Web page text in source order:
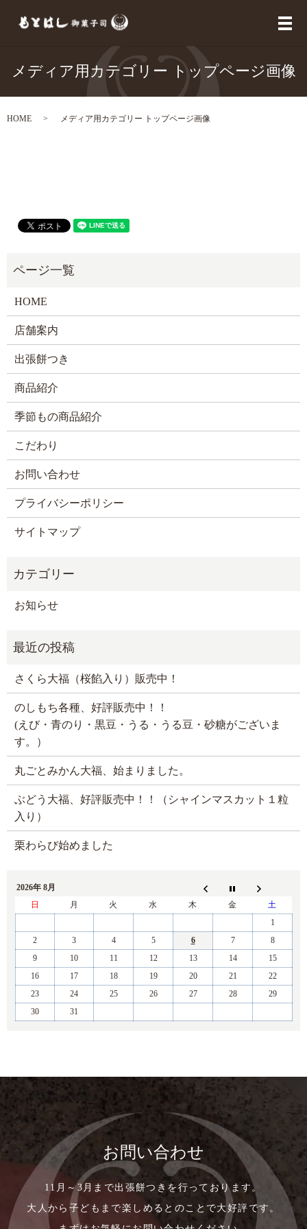
メ
メディア用カテゴリー トップページ画像
HOME メディア用カテゴリー トップページ画像
HOME
店舗案内
出張餅つき
商品紹介
季節もの商品紹介
こだわり
お問い合わせ
プライバシーポリシー
サイトマップ
お知らせ
さくら大福（桜餡入り）販売中！
のしもち各種、好評販売中！！
(えび・青のり・黒豆・うる・うる豆・砂糖がございま
す。）
丸ごとみかん大福、始まりました。
ぶどう大福、好評販売中！！（シャインマスカット１粒
入り）
栗わらび始めました
2026年 8月
日
月 火 水 木 金
土
1
2
3 4 5 6 7
8
9
10 11 12 13 14
15
16
17 18 19 20 21
22
23
24 25 26 27 28
29
30
31
お問い合わせ
11月～3月まで出張餅つきを行っております。
大人から子どもまで楽しめるとのことで大好評です。